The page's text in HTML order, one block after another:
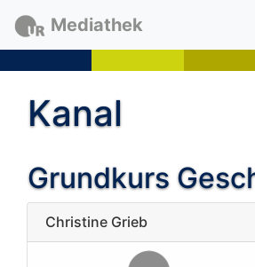
Mediathek
Kanal
Grundkurs
Christine Grieb